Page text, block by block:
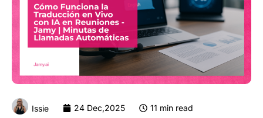
Issie 24 Dec,2025 11 min read